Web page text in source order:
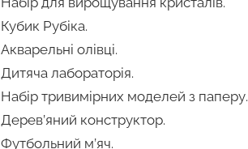
Кубик Рубіка.
Акварельні олівці.
Дитяча лабораторія.
Набір тривимірних моделей з паперу.
Дерев’яний конструктор.
Футбольний м’яч.